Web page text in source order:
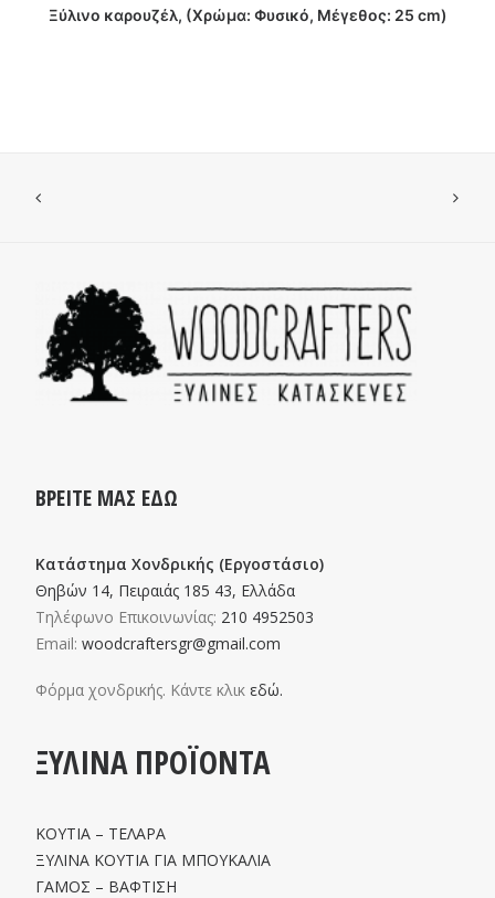
ΔΙΑΒΑΣΤΕ ΠΕΡΙΣΣΟΤΕΡΑ
Ξύλινο καρουζέλ, (Χρώμα: Φυσικό, Μέγεθος: 25 cm)
ΒΡΕΙΤΕ ΜΑΣ ΕΔΩ
Κατάστημα Χονδρικής (Εργοστάσιο)
Θηβών 14, Πειραιάς 185 43, Ελλάδα
Τηλέφωνο Επικοινωνίας: 210 4952503
Email: woodcraftersgr@gmail.com
Φόρμα χονδρικής. Κάντε κλικ εδώ.
ΞΥΛΙΝΑ ΠΡΟΪΟΝΤΑ
ΚΟΥΤΙΑ – ΤΕΛΑΡΑ
ΞΥΛΙΝΑ ΚΟΥΤΙΑ ΓΙΑ ΜΠΟΥΚΑΛΙΑ
ΓΑΜΟΣ – ΒΑΦΤΙΣΗ